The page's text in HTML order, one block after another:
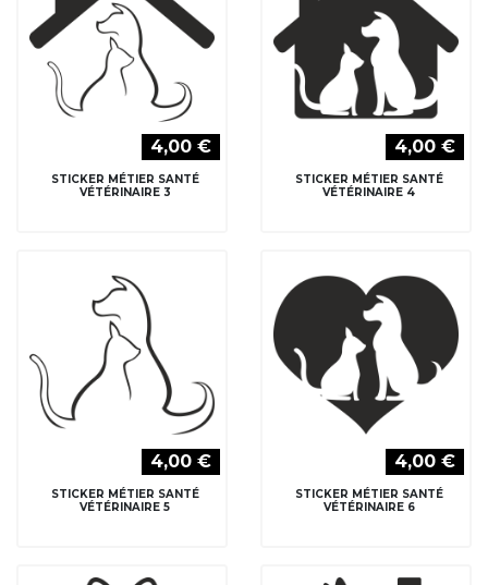
4,00 €
STICKER MÉTIER SANTÉ
VÉTÉRINAIRE 3
4,00 €
STICKER MÉTIER SANTÉ
VÉTÉRINAIRE 4
4,00 €
STICKER MÉTIER SANTÉ
VÉTÉRINAIRE 5
4,00 €
STICKER MÉTIER SANTÉ
VÉTÉRINAIRE 6